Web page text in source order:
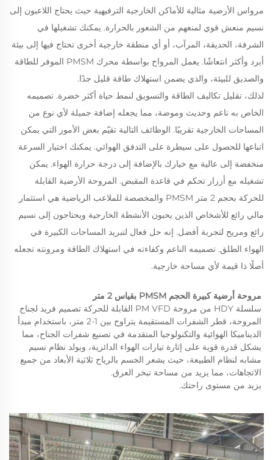
مرواس الأرضية مثالية للأماكن الخارجية الترفيهية حيث يحتاج اللاعبون إلى
نسيم منعش قوي لمنعهم من الشعور بالحرارة. يمكنك تشغيلها في
الشرفة، الحديقة، المرآب، أو أي منطقة خارجية أخرى تحتاج فيها إلى بيئة
أبرد وأكثر انتعاشًا. يعمل المرواح بواسطة محرك PMSM الموفر للطاقة
والصديق للبيئة، والذي يضمن استهلاك طاقة قليل جدًا.
لذلك، تقليل تكاليف الطاقة والتسويق لنمط حياة أكثر خضرة. تصميمه
الخاص به ناعم وحديث وموضة، مما يجعله إضافة جميلة لأي نوع من
المساحات الخارجية تقريبًا. الوظائف التالية تقيّم بعض الأمور التي يمكن
اتباعها للحصول على سيطرة على التدفق الهوائي. يمكنك اختيار السرعة
منخفضة إلى عالية مع خيارك بالإضافة إلى درجة حرارة الهواء. يمكن
تشغيله مع أزرار تحكم في قاعدة المقبض. المروحة الأرضية القابلة
للحركة بحجم 2 متر PMSM والمخصصة للملاعب الرياضية هي استثمار
مالي رائع للأشخاص الذين يحبون الأنشطة الخارجية ويحتاجون إلى نسيم
رائع ومريح لتجربة أفضل. إنه حل فعال لتبريد المساحات الكبيرة في
الهواء الطلق. تصميمه الناعم وكفاءته في استهلاك الطاقة ومرونته تجعله
أصلًا ذا قيمة لأي مساحة خارجية.
مروحة أرضية كبيرة الحجم PMSM بقياس 2 متر
الاتجاهات، مما يزيد من مساحة تبخر العرق.
يزيد من مستوى راحتك.